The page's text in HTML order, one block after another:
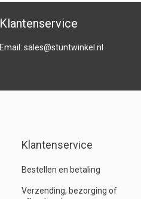
Klantenservice
Email: sales@stuntwinkel.nl
Klantenservice
Bestellen en betaling
Verzending, bezorging of